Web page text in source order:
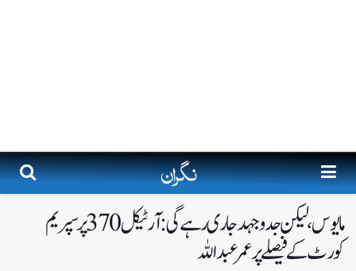
مایوس، لیکن جدوجہد جاری رہے گی: آرٹیکل 370 پر سپریم
کورٹ کے فیصلے پر عمر عبداللہ